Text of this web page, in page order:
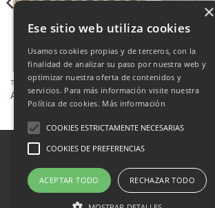
TEPPICHE
ALFOMBRA 160X230
LAMPEN
Lámpara
Aviso legal-Política de Privacidad
Condiciones informativas sobre
ZUHAUSE INNENRAUM
WOHNACCESSOIRES
×
Ese sitio web utiliza cookies
Usamos cookies propias y de terceros, con la
finalidad de analizar su paso por nuestra web y
optimizar nuestra oferta de contenidos y
servicios. Para más información visite nuestra
Política de cookies. Más información
COOKIES ESTRICTAMENTE NECESARIAS
COOKIES DE PREFERENCIAS
ACEPTAR TODO RECHAZAR TODO